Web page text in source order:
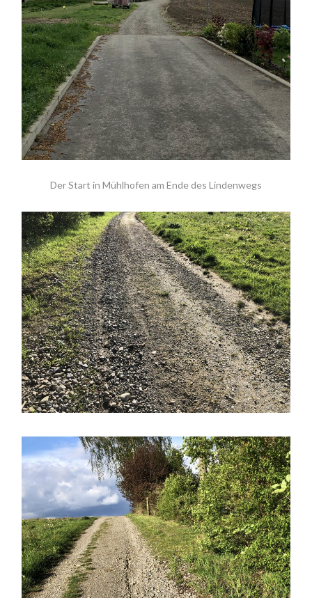
Der Start in Mühlhofen am Ende des Lindenwegs